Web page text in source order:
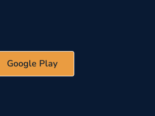
Google Play